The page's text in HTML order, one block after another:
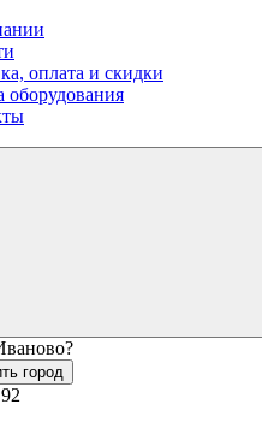
оплата и скидки
оборудования
Изменить город